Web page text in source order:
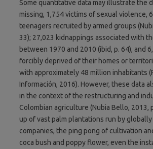
Some quantitative data may illustrate the
missing, 1,754 victims of sexual violence,
teenagers recruited by armed groups
33); 27,023 kidnappings associated with
between 1970 and 2010 (ibid, p. 64), and
forcibly deprived of their homes or
with approximately 48 million inhabitants
Información, 2016). However, these data
in the context of the restructuring and
Colombian agriculture (Nubia Bello, 2013,
up of vast palm plantations run by
companies, the ping pong of cultivation
coca bush and poppy flower, even the